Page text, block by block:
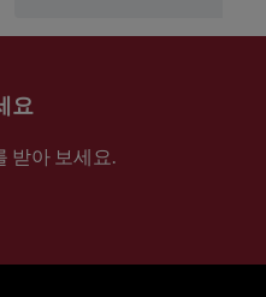
요
받아 보세요.